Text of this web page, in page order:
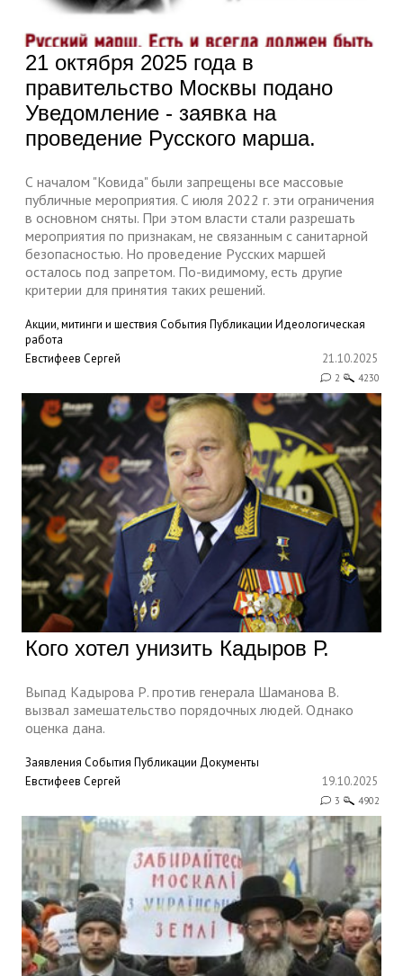
21 октября 2025 года в
правительство Москвы подано
Уведомление - заявка на
проведение Русского марша.
С началом "Ковида" были запрещены все массовые
публичные мероприятия. С июля 2022 г. эти ограничения
в основном сняты. При этом власти стали разрешать
мероприятия по признакам, не связанным с санитарной
безопасностью. Но проведение Русских маршей
осталось под запретом. По-видимому, есть другие
критерии для принятия таких решений.
Акции, митинги и шествия События Публикации Идеологическая
работа
Евстифеев Сергей
21.10.2025
2 4230
Кого хотел унизить Кадыров Р.
Выпад Кадырова Р. против генерала Шаманова В.
вызвал замешательство порядочных людей. Однако
оценка дана.
Заявления События Публикации Документы
Евстифеев Сергей
19.10.2025
3 4902